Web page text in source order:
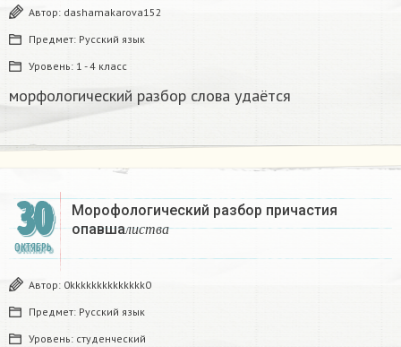
Автор: dashamakarova152
Предмет: Русский язык
Уровень: 1 - 4 класс
морфологический разбор слова удаётся
30
ОКТЯБРЬ
Морофологический разбор причастия
опавшал и с т в а
Автор: 0kkkkkkkkkkkkkk0
Предмет: Русский язык
Уровень: студенческий